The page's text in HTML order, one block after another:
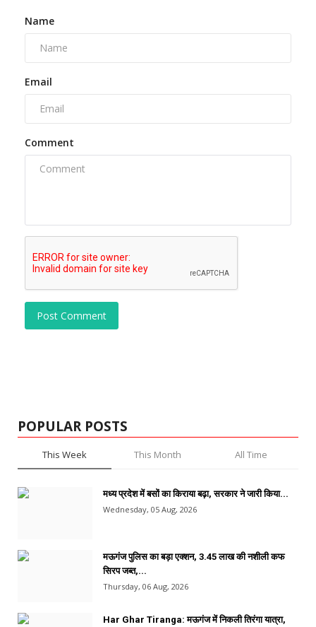
Name
Email
Comment
Post Comment
POPULAR POSTS
This Week This Month All Time
मध्य प्रदेश में बसों का किराया बढ़ा, सरकार ने जारी किया...
Wednesday, 05 Aug, 2026
मऊगंज पुलिस का बड़ा एक्शन, 3.45 लाख की नशीली कफ
सिरप जब्त,...
Thursday, 06 Aug, 2026
Har Ghar Tiranga: मऊगंज में निकली तिरंगा यात्रा,